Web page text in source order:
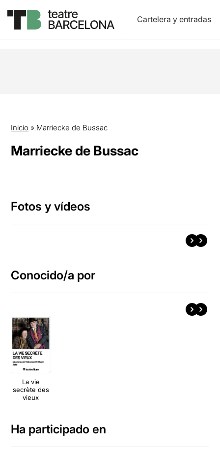
Cartelera y entradas
Inicio » Marriecke de Bussac
Marriecke de Bussac
Fotos y vídeos
Conocido/a por
La vie
secrète des
vieux
Ha participado en